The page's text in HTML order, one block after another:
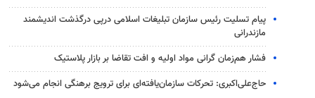
پیام تسلیت رئیس سازمان تبلیغات اسلامی درپی درگذشت اندیشمند
مازندرانی
فشار هم‌زمان گرانی مواد اولیه و افت تقاضا بر بازار پلاستیک
حاج‌علی‌اکبری: تحرکات سازمان‌یافته‌ای برای ترویج برهنگی انجام می‌شود